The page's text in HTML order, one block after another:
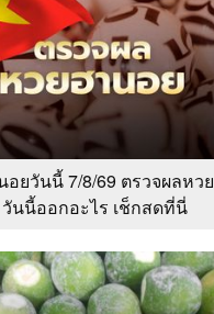
อยวันนี้ 7/8/69 ตรวจผลหวย
นนี้ออกอะไร เช็กสดที่นี่